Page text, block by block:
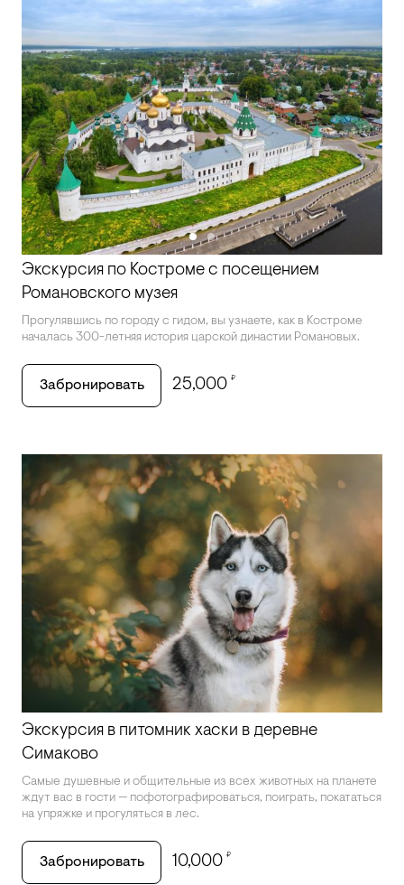
Экскурсия по Костроме с посещением
Романовского музея
Прогулявшись по городу с гидом, вы узнаете, как в Костроме
началась 300-летняя история царской династии Романовых.
Забронировать 25,000 ₽
Экскурсия в питомник хаски в деревне
Симаково
Самые душевные и общительные из всех животных на планете
ждут вас в гости — пофотографироваться, поиграть, покататься
на упряжке и прогуляться в лес.
Забронировать 10,000 ₽